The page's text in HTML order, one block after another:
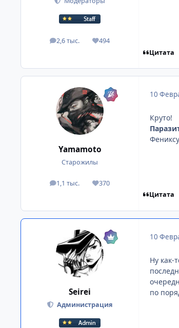
2,6 тыс.
посты 494
Репутация
Цитата
Yamamoto
Старожилы
1,1 тыс.
посты 370
Репутация
10
Круто!
Цитата
Seirei
Администрация
10
Ну как-
по